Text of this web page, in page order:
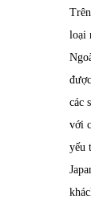
loại
các
với
yếu